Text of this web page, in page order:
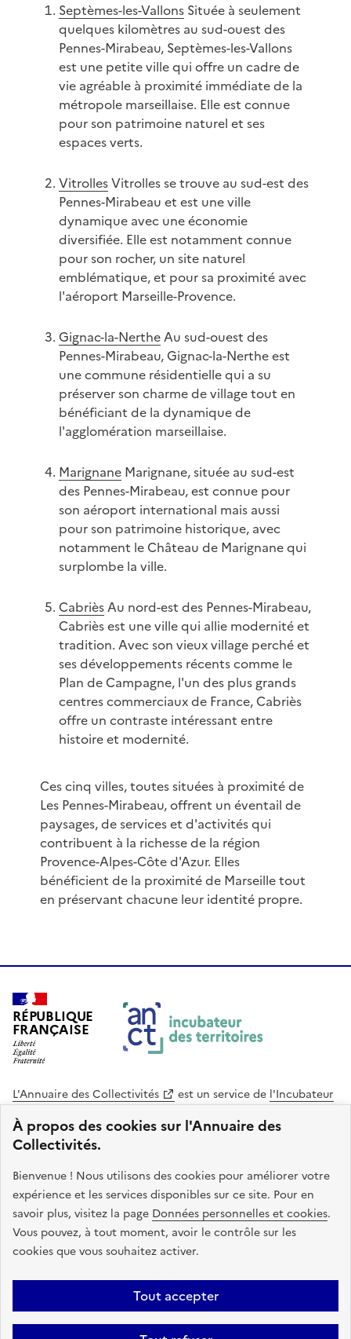
À propos des cookies sur l'Annuaire des
Collectivités.
Bienvenue ! Nous utilisons des cookies pour améliorer votre
expérience et les services disponibles sur ce site. Pour en
savoir plus, visitez la page Données personnelles et cookies.
Vous pouvez, à tout moment, avoir le contrôle sur les
cookies que vous souhaitez activer.
Tout accepter
Septèmes-les-VallonsSituée à seulement
quelques kilomètres au sud-ouest des
Pennes-Mirabeau, Septèmes-les-Vallons
est une petite ville qui offre un cadre de
vie agréable à proximité immédiate de la
métropole marseillaise. Elle est connue
pour son patrimoine naturel et ses
espaces verts.
VitrollesVitrolles se trouve au sud-est des
Pennes-Mirabeau et est une ville
dynamique avec une économie
diversifiée. Elle est notamment connue
pour son rocher, un site naturel
emblématique, et pour sa proximité avec
l'aéroport Marseille-Provence.
Gignac-la-NertheAu sud-ouest des
Pennes-Mirabeau, Gignac-la-Nerthe est
une commune résidentielle qui a su
préserver son charme de village tout en
bénéficiant de la dynamique de
l'agglomération marseillaise.
MarignaneMarignane, située au sud-est
des Pennes-Mirabeau, est connue pour
son aéroport international mais aussi
pour son patrimoine historique, avec
notamment le Château de Marignane qui
surplombe la ville.
CabrièsAu nord-est des Pennes-Mirabeau,
Cabriès est une ville qui allie modernité et
tradition. Avec son vieux village perché et
ses développements récents comme le
Plan de Campagne, l'un des plus grands
centres commerciaux de France, Cabriès
offre un contraste intéressant entre
histoire et modernité.
Ces cinq villes, toutes situées à proximité de
Les Pennes-Mirabeau, offrent un éventail de
paysages, de services et d'activités qui
contribuent à la richesse de la région
Provence-Alpes-Côte d'Azur. Elles
bénéficient de la proximité de Marseille tout
en préservant chacune leur identité propre.
RÉPUBLIQUE
FRANÇAISE
L'Annuaire des Collectivités est un service de l'Incubateur
des Territoires
Cohésion des Territoires
. Le code source de ce site web
est disponible en licence libre. Le design de ce site est conçu
avec le système de design de l’État.
legifrance.gouv.fr
info.gouv.fr
service-public.gouv.fr
data.gouv.fr
Plan du site Accessibilite : non conforme
Mentions légales
Politique de confidentialité
Gestion des cookies FAQ
Kit de